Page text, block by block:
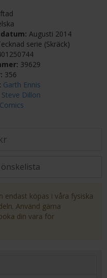
Augusti 2014
serie (Skräck)
39629
356
Garth Ennis
Steve Dillon
endast köpas i våra fysiska
Använd gärna
din vara för